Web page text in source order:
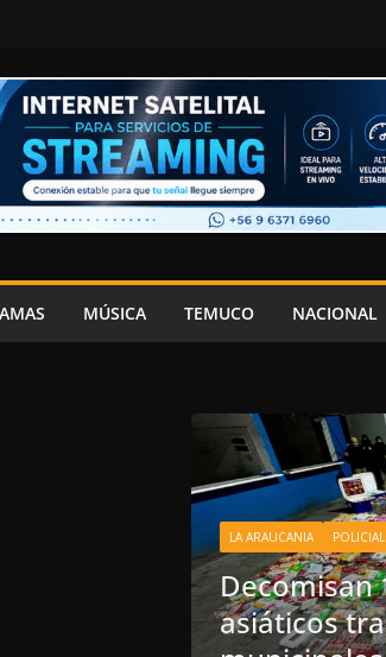
MÚSICA TEMUCO NACIONAL
LA ARAUCANIA POLICIAL
Decomisan
asiáticos